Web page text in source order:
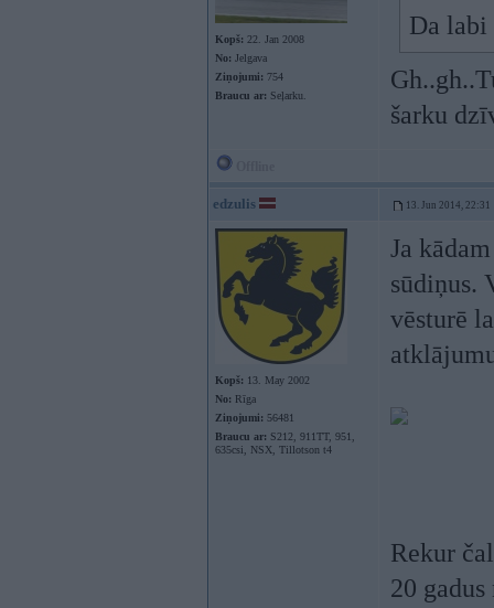
Kopš: 22. Jan 2008
No: Jelgava
Ziņojumi: 754
Braucu ar: Seļarku.
Da labi
šarku
edzulis 13. Jun 2014, 22:31
Kopš: 13. May 2002
No: Rīga
Ziņojumi: 56481
Braucu ar: S212, 911TT, 951,
635csi, NSX, Tillotson t4
Ja
sūdiņus.
vēsturē
Rekur
20